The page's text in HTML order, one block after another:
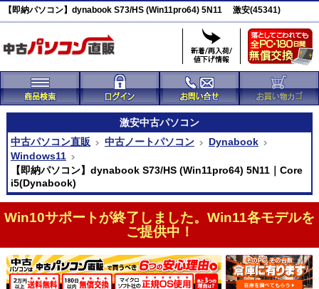
【即納パソコン】dynabook S73/HS (Win11pro64) 5N11 激安(45341)
激安中古パソコン
中古パソコン直販
中古ノートパソコン
Dynabook
Windows11
【即納パソコン】dynabook S73/HS (Win11pro64) 5N11｜Core
i5(Dynabook)
Win10サポートが終了しました。Win11各モデルを
ご提供中！